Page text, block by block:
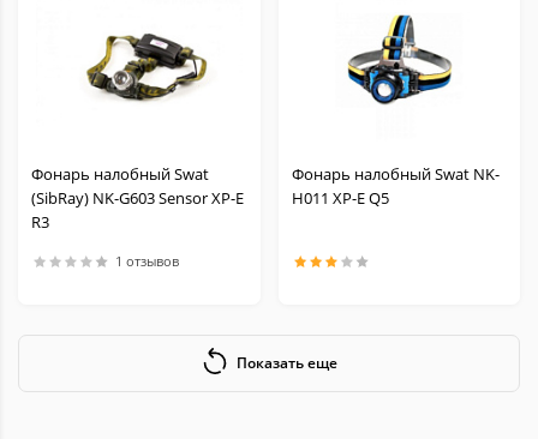
Фонарь налобный Swat
(SibRay) NK-G603 Sensor XP-E
R3
1 отзывов
Фонарь налобный Swat NK-
H011 XP-E Q5
Показать еще